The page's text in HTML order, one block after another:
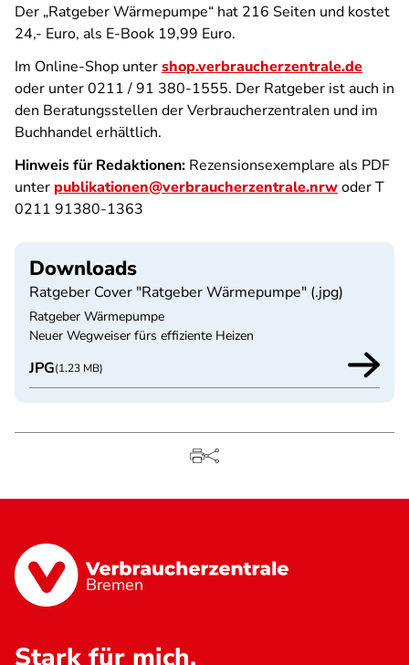
Der „Ratgeber Wärmepumpe“ hat 216 Seiten und kostet
24,- Euro, als E-Book 19,99 Euro.
Im Online-Shop untershop.verbraucherzentrale.de
oder unter 0211 / 91 380-1555. Der Ratgeber ist auch in
den Beratungsstellen der Verbraucherzentralen und im
Buchhandel erhältlich.
Hinweis für Redaktionen: Rezensionsexemplare als PDF
unter publikationen@verbraucherzentrale.nrwoder T
0211 91380-1363
Downloads
Ratgeber Cover "Ratgeber Wärmepumpe" (.jpg)
Ratgeber Wärmepumpe
Neuer Wegweiser fürs effiziente Heizen
JPG(1.23 MB)
Bremen